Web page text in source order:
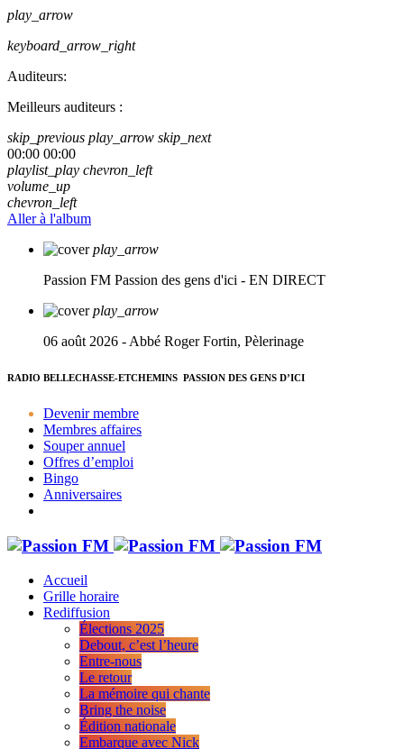
play_arrow
keyboard_arrow_right
Auditeurs:
Meilleurs auditeurs :
skip_previous play_arrow skip_next
00:00 00:00
playlist_play chevron_left
volume_up
chevron_left
Aller à l'album
play_arrow
Passion FM Passion des gens d'ici - EN DIRECT
play_arrow
06 août 2026 - Abbé Roger Fortin, Pèlerinage
RADIO BELLECHASSE-ETCHEMINS PASSION DES GENS D’ICI
Devenir membre
Membres affaires
Souper annuel
Offres d’emploi
Bingo
Anniversaires
Accueil
Grille horaire
Rediffusion
Élections 2025
Debout, c’est l’heure
Entre-nous
Le retour
La mémoire qui chante
Bring the noise
Édition nationale
Embarque avec Nick